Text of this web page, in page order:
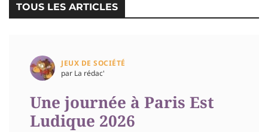
TOUS LES ARTICLES
JEUX DE SOCIÉTÉ
par La rédac'
Une journée à Paris Est
Ludique 2026